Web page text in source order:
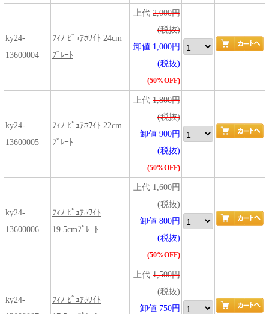
ky24-
13600004
ﾌｨﾉ ﾋﾟｭｱﾎﾜｲﾄ 24cm
ﾌﾟﾚｰﾄ
上代 2,000円
(税抜)
卸値 1,000円
(税抜)
(50%OFF)
ky24-
13600005
ﾌｨﾉ ﾋﾟｭｱﾎﾜｲﾄ 22cm
ﾌﾟﾚｰﾄ
上代 1,800円
(税抜)
卸値 900円
(税抜)
(50%OFF)
ky24-
13600006
ﾌｨﾉ ﾋﾟｭｱﾎﾜｲﾄ
19.5cmﾌﾟﾚｰﾄ
上代 1,600円
(税抜)
卸値 800円
(税抜)
(50%OFF)
ky24-
ﾌｨﾉ ﾋﾟｭｱﾎﾜｲﾄ
上代 1,500円
(税抜)
卸値 750円